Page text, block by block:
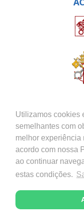
Utilizamos cookies
semelhantes com
melhor experiência
acordo com nossa
ao continuar
estas condições.
Copyright © 2026